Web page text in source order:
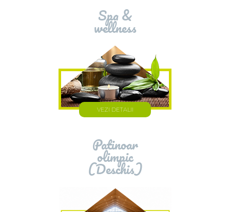
Spa &
wellness
VEZI DETALII
Patinoar
olimpic
(Deschis)